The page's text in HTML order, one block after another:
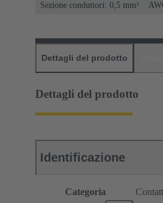
Sezione conduttori: 0,5 mm²
Dettagli del prodotto
Dettagli del prodotto
Identificazione
Categoria